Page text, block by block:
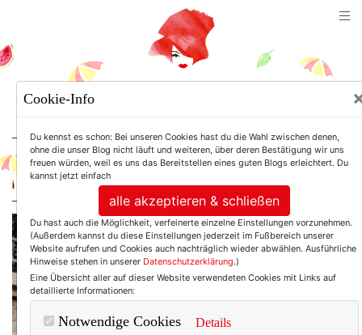
For Women. Not Girls.
Cookie-Info
Du kennst es schon: Bei unseren Cookies hast du die Wahl zwischen denen,
ohne die unser Blog nicht läuft und weiteren, über deren Bestätigung wir uns
freuen würden, weil es uns das Bereitstellen eines guten Blogs erleichtert. Du
kannst jetzt einfach
alle akzeptieren & schließen
Du hast auch die Möglichkeit, verfeinerte einzelne Einstellungen vorzunehmen.
(Außerdem kannst du diese Einstellungen jederzeit im Fußbereich unserer
Website aufrufen und Cookies auch nachträglich wieder abwählen. Ausführliche
Hinweise stehen in unserer Datenschutzerklärung.)
Eine Übersicht aller auf dieser Website verwendeten Cookies mit Links auf
detaillierte Informationen:
Notwendige Cookies Details